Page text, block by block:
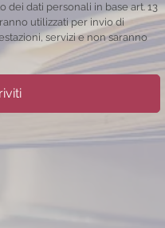
dei dati personali in base art. 13
utilizzati per invio di
servizi e non saranno